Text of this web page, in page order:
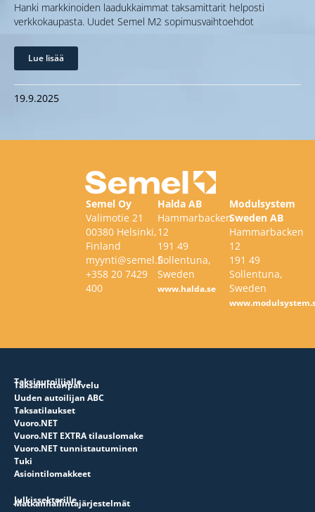
Hanki markkinoiden laadukkaimmat taksamittarit helposti
verkkokaupasta. Uudet Semel M2 sopimusvaihtoehdot
Lue lisää
19.9.2025
Semel Oy
Valimotie 21
00380 Helsinki,
Finland
myynti@semel.fi
+358 20 7429
400
Halda AB
Hammarbacken
12
191 49
Sollentuna,
Sweden
www.halda.se
Modulsystem
Sweden AB
Hammarbacken
12
191 49
Sollentuna,
Sweden
Taksiautoilijalle
Taksamittaripalvelu
Uuden autoilijan ABC
Taksatilaukset
Vuoro.NET
Vuoro.NET EXTRA tilauslomake
Vuoro.NET tunnistautuminen
Tuki
Asiointilomakkeet
Julkissektorille
Matkanhallintajärjestelmät